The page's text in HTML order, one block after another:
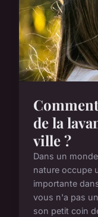
de la
ville ?
Dans un
nature occupe
importante
vous n'a pas
son petit coin